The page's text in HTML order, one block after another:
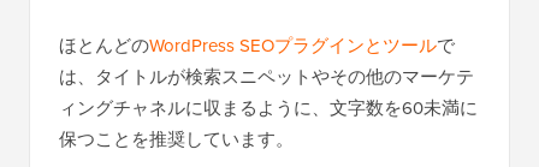
ほとんどのWordPress SEOプラグインとツールで
は、タイトルが検索スニペットやその他のマーケテ
ィングチャネルに収まるように、文字数を60未満に
保つことを推奨しています。